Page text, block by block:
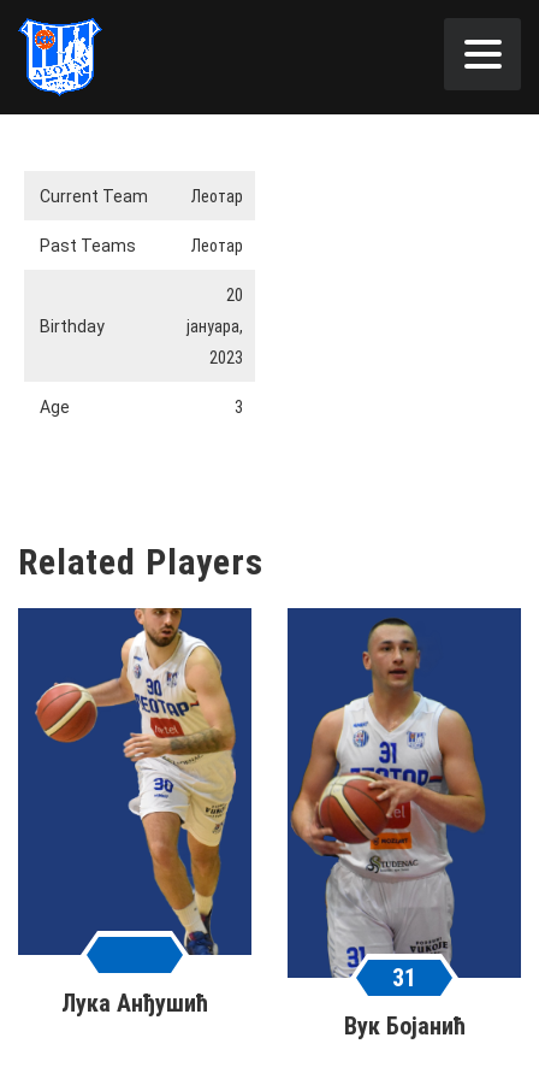
Current Team Леотар
Past Teams Леотар
Birthday
20
јануара,
2023
Age 3
Related Players
Лука Анђушић
31
Вук Бојанић